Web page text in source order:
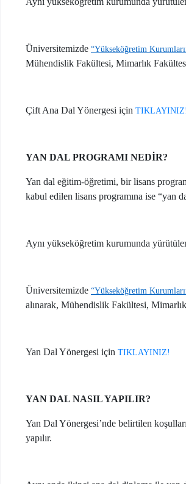
Üniversitemizde “Yükseköğretim
Mühendislik Fakültesi, Mimarlık
Çift Ana Dal Yönergesi için TIKLAYINIZ!
YAN DAL PROGRAMI NEDİR?
Yan dal eğitim-öğretimi, bir lisans
kabul edilen lisans programına ise “yan
Aynı yükseköğretim kurumunda
Üniversitemizde “Yükseköğretim
alınarak, Mühendislik Fakültesi,
Yan Dal Yönergesi için TIKLAYINIZ!
YAN DAL NASIL YAPILIR?
Yan Dal Yönergesi’nde belirtilen
yapılır.